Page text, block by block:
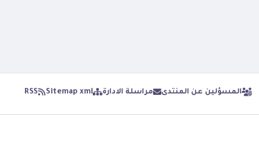
المسؤلين عن المنتدى مراسلة الادارة Sitemap xml
RSS